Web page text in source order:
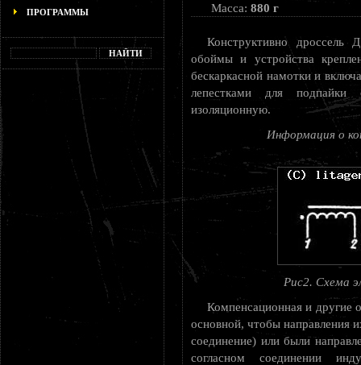
ПРОГРАММЫ
Масса: 880 г
Конструктивно дроссель
обоймы и устройства
бескаркасной намотки и
лепестками для
изоляционную.
Информация о
Рис2. Схема
Компенсационная и другие
основной, чтобы направления
соединение) или были
согласном соединении